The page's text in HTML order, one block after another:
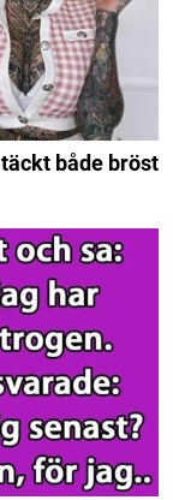
både bröst